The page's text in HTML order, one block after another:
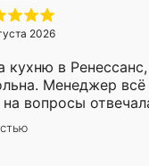
,если что-то
заказывать только
2026
кухню в
Менеджер
на вопросы
в субботу,
работали